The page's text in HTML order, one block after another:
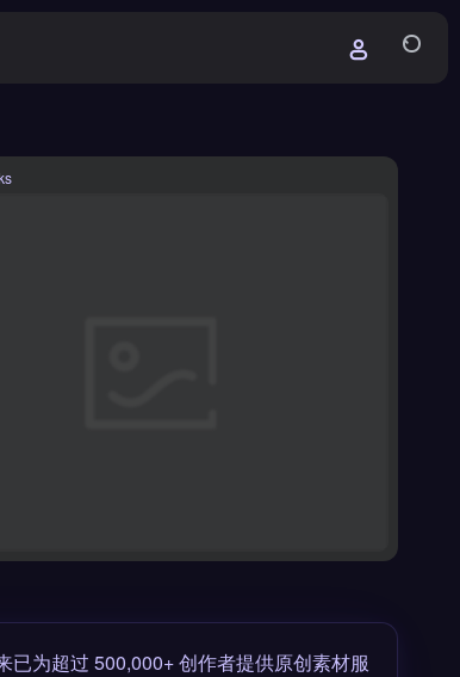
为超过 500,000+ 创作者提供原创素材服